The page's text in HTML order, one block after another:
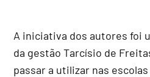
A iniciativa dos autores foi
da gestão Tarcísio de
passar a utilizar nas